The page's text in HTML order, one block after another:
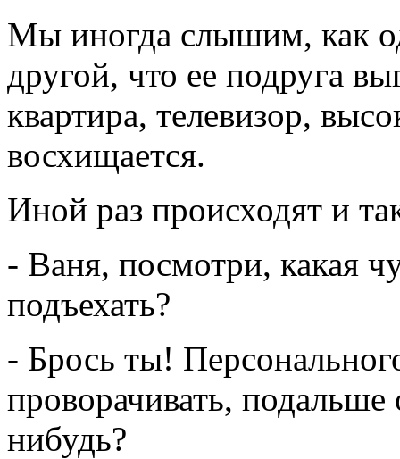
Мы иногда слышим, как
другой, что ее подруга
квартира, телевизор,
восхищается.
Иной раз происходят и
- Ваня, посмотри, какая
подъехать?
- Брось ты!
проворачивать,
нибудь?